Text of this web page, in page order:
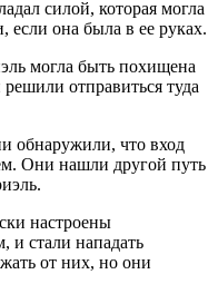
силой, которая могла
если она была в ее руках.
могла быть похищена
отправиться туда
обнаружили, что вход
Они нашли другой путь
настроены
стали нападать
от них, но они